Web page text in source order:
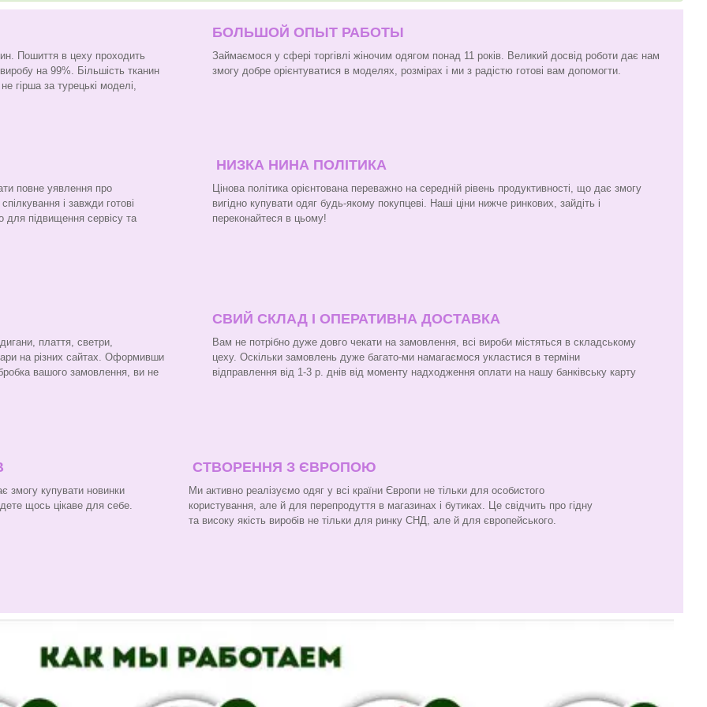
Пошиття в цеху проходить
на 99%. Більшість тканин
гірша за турецькі моделі,
БОЛЬШОЙ ОПЫТ РАБОТЫ
Займаємося у сфері торгівлі жіночим одягом понад 11 років. Великий досвід роботи дає нам
змогу добре орієнтуватися в моделях, розмірах і ми з радістю готові вам допомогти.
повне уявлення про
і завжди готові
для підвищення сервісу та
НИЗКА НИНА ПОЛІТИКА
Цінова політика орієнтована переважно на середній рівень продуктивності, що дає змогу
вигідно купувати одяг будь-якому покупцеві. Наші ціни нижче ринкових, зайдіть і
переконайтеся в цьому!
плаття, светри,
на різних сайтах. Оформивши
вашого замовлення, ви не
СВИЙ СКЛАД І ОПЕРАТИВНА ДОСТАВКА
Вам не потрібно дуже довго чекати на замовлення, всі вироби містяться в складському
цеху. Оскільки замовлень дуже багато-ми намагаємося укластися в терміни
відправлення від 1-3 р. днів від моменту надходження оплати на нашу банківську карту
змогу купувати новинки
щось цікаве для себе.
СТВОРЕННЯ З ЄВРОПОЮ
Ми активно реалізуємо одяг у всі країни Європи не тільки для особистого
користування, але й для перепродуття в магазинах і бутиках. Це свідчить про гідну
та високу якість виробів не тільки для ринку СНД, але й для європейського.